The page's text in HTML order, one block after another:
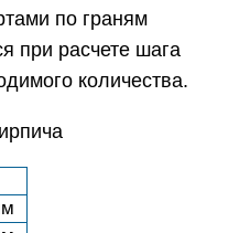
по граням
при расчете шага
количества.